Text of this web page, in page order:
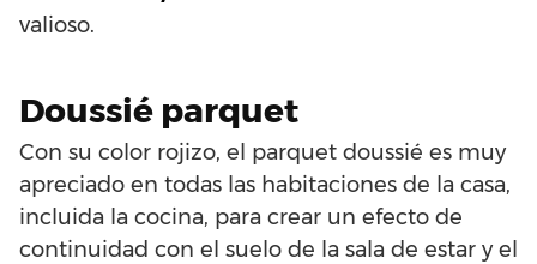
valioso.
Doussié parquet
Con su color rojizo, el parquet doussié es muy
apreciado en todas las habitaciones de la casa,
incluida la cocina, para crear un efecto de
continuidad con el suelo de la sala de estar y el